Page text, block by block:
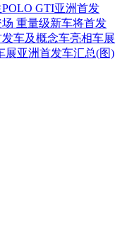
GTI亚洲首发
重量级新车将首发
车及概念车亮相车展
展亚洲首发车汇总(图)